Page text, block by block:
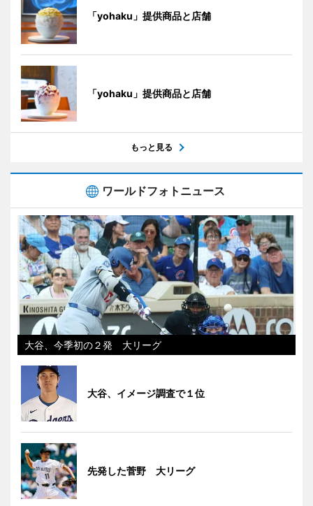
「yohaku」提供商品と店舗
「yohaku」提供商品と店舗
もっと見る
ワールドフォトニュース
大谷、今季初の２発 大リーグ
大谷、イメージ調査で１位
先発した菅野 大リーグ